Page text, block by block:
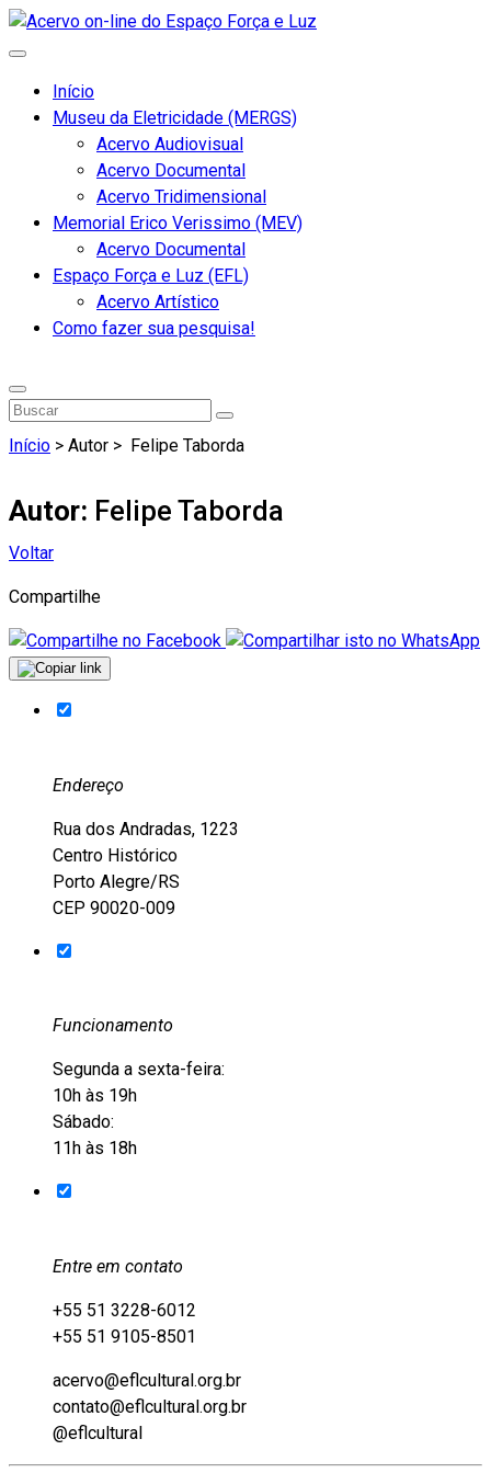
Início
Museu da Eletricidade (MERGS)
Acervo Audiovisual
Acervo Documental
Acervo Tridimensional
Memorial Erico Verissimo (MEV)
Acervo Documental
Espaço Força e Luz (EFL)
Acervo Artístico
Como fazer sua pesquisa!
Início > Autor > Felipe Taborda
Autor: Felipe Taborda
Voltar
Compartilhe
Endereço
Rua dos Andradas, 1223
Centro Histórico
Porto Alegre/RS
CEP 90020-009
Funcionamento
Segunda a sexta-feira:
10h às 19h
Sábado:
11h às 18h
Entre em contato
+55 51 3228-6012
+55 51 9105-8501
acervo@eflcultural.org.br
contato@eflcultural.org.br
@eflcultural